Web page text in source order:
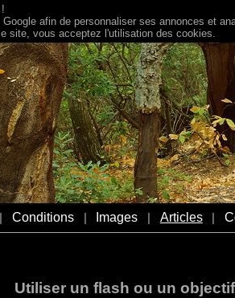
Conditions Images Articles
Utiliser un flash ou un
afin de personnaliser ses annonces et
site, vous acceptez l'utilisation des cookies.